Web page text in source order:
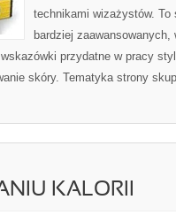
technikami wizażystów.
bardziej
przydatne w pracy
skóry. Tematyka strony
KALORII